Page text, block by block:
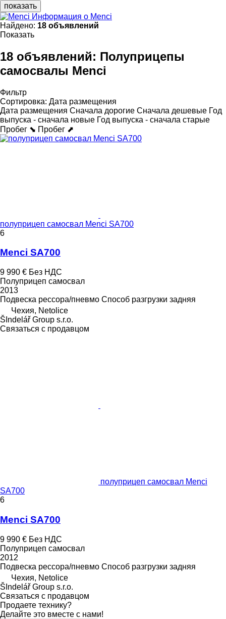
показать
Информация о Menci
Найдено: 18 объявлений
Показать
18 объявлений: Полуприцепы
самосвалы Menci
Фильтр
Сортировка: Дата размещения
Дата размещения Сначала дорогие Сначала дешевые Год
выпуска - сначала новые Год выпуска - сначала старые
Пробег ⬊ Пробег ⬈
полуприцеп самосвал Menci SA700
6
Menci SA700
9 990 € Без НДС
Полуприцеп самосвал
2013
Подвеска рессора/пневмо Способ разгрузки задняя
Чехия, Netolice
ŠIndelář Group s.r.o.
Связаться с продавцом
полуприцеп самосвал Menci
SA700
6
Menci SA700
9 990 € Без НДС
Полуприцеп самосвал
2012
Подвеска рессора/пневмо Способ разгрузки задняя
Чехия, Netolice
ŠIndelář Group s.r.o.
Связаться с продавцом
Продаете технику?
Делайте это вместе с нами!